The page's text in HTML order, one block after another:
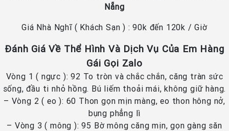
Nẵng
Giá Nhà Nghĩ ( Khách Sạn ) : 90k đến 120k / Giờ
Đánh Giá Về Thể Hình Và Dịch Vụ Của Em Hàng
Gái Gọi Zalo
Vòng 1 ( ngực ): 92 To tròn và chắc chắn, căng tràn sức
sống, đầu ti nhỏ hồng. Bú liếm thoải mái, không giữ hàng.
– Vòng 2 ( eo ): 60 Thon gọn mịn màng, eo thon hông nở,
bụng phẳng lì
– Vòng 3 ( mông ): 95 Bờ mông căng mịn, gọn gàng săn